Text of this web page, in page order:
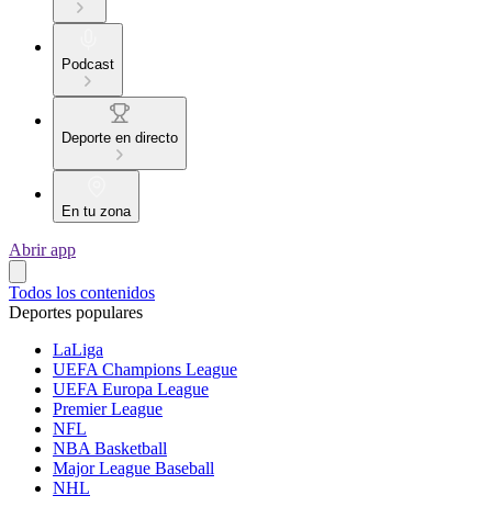
Podcast
Deporte en directo
En tu zona
Abrir app
Todos los contenidos
Deportes populares
LaLiga
UEFA Champions League
UEFA Europa League
Premier League
NFL
NBA Basketball
Major League Baseball
NHL